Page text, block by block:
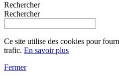
Rechercher
Rechercher
Ce site utilise des cookies pour
trafic. En savoir plus
Fermer